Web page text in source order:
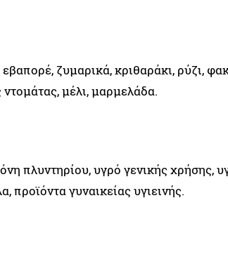
ζυμαρικά, κριθαράκι, ρύζι,
ντομάτας, μέλι, μαρμελάδα.
πλυντηρίου, υγρό γενικής χρήσης,
γυναικείας υγιεινής.